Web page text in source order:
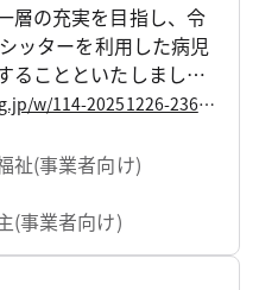
層の充実を目指し、令
ッターを利用した病児
ることといたしまし
、参画するベビーシッ
定しましたので、お
https://www.my.metro.tokyo.lg.jp/w/114-20251226-236556488
祉(事業者向け)
(事業者向け)